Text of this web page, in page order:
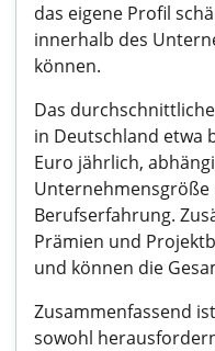
das eigene Profil
innerhalb des
können.
Das
in Deutschland etwa
Euro jährlich,
Unternehmensgröße
Berufserfahrung.
Prämien und
und können die
Zusammenfassend
sowohl